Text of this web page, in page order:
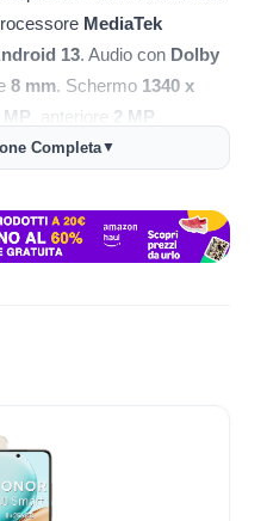
MediaTek
13. Audio con Dolby
8 mm. Schermo 1340 x
MP , anteriore 2 MP
Quick Share e continuità
, 1340 x 800, adatto a
Dolby Atmos
Completa▼